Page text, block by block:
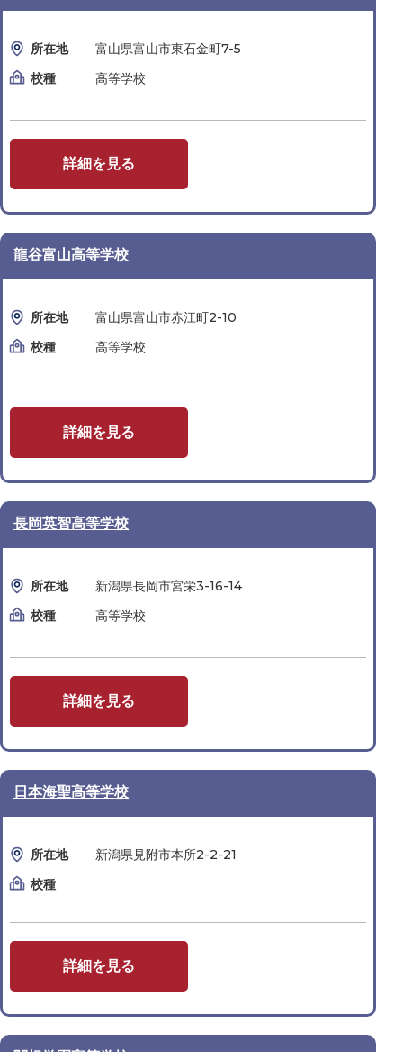
所在地
富山県富山市東石金町7-5
校種
高等学校
詳細を見る
龍谷富山高等学校
所在地
富山県富山市赤江町2-10
校種
高等学校
詳細を見る
長岡英智高等学校
所在地
新潟県長岡市宮栄3-16-14
校種
高等学校
詳細を見る
日本海聖高等学校
所在地
新潟県見附市本所2-2-21
校種
詳細を見る